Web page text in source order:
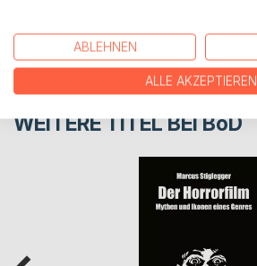
WEITERE TITEL BEIBoD
ABLEHNEN
ALLE AKZEPTIEREN